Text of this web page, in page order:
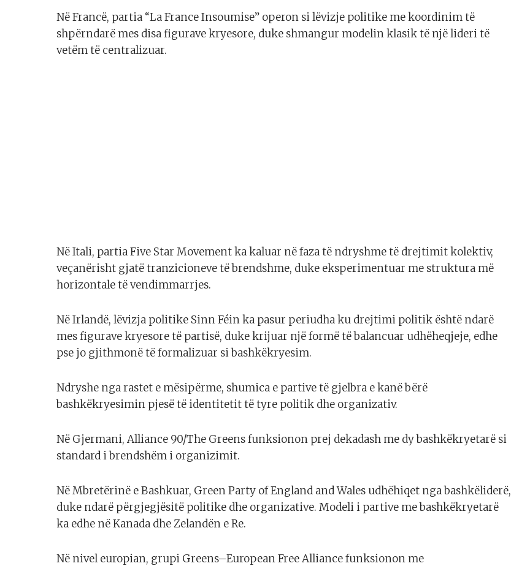
Në Francë, partia “La France Insoumise” operon si lëvizje politike me koordinim të
shpërndarë mes disa figurave kryesore, duke shmangur modelin klasik të një lideri të
vetëm të centralizuar.
Në Itali, partia Five Star Movement ka kaluar në faza të ndryshme të drejtimit kolektiv,
veçanërisht gjatë tranzicioneve të brendshme, duke eksperimentuar me struktura më
horizontale të vendimmarrjes.
Në Irlandë, lëvizja politike Sinn Féin ka pasur periudha ku drejtimi politik është ndarë
mes figurave kryesore të partisë, duke krijuar një formë të balancuar udhëheqjeje, edhe
pse jo gjithmonë të formalizuar si bashkëkryesim.
Ndryshe nga rastet e mësipërme, shumica e partive të gjelbra e kanë bërë
bashkëkryesimin pjesë të identitetit të tyre politik dhe organizativ.
Në Gjermani, Alliance 90/The Greens funksionon prej dekadash me dy bashkëkryetarë si
standard i brendshëm i organizimit.
Në Mbretërinë e Bashkuar, Green Party of England and Wales udhëhiqet nga bashkëliderë,
duke ndarë përgjegjësitë politike dhe organizative. Modeli i partive me bashkëkryetarë
ka edhe në Kanada dhe Zelandën e Re.
Në nivel europian, grupi Greens–European Free Alliance funksionon me